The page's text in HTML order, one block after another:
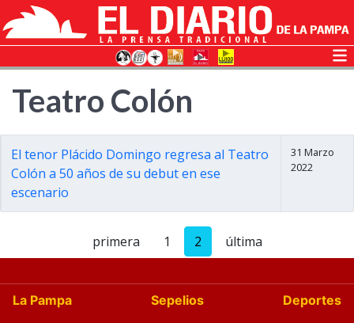
Teatro Colón
El tenor Plácido Domingo regresa al Teatro
Colón a 50 años de su debut en ese
escenario
31 Marzo
2022
primera 1 2 última
La Pampa Sepelios
Deportes